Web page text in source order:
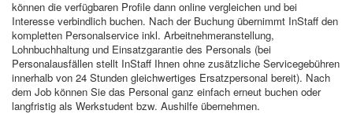
können die verfügbaren Profile dann online vergleichen und bei
Interesse verbindlich buchen. Nach der Buchung übernimmt InStaff den
kompletten Personalservice inkl. Arbeitnehmeranstellung,
Lohnbuchhaltung und Einsatzgarantie des Personals (bei
Personalausfällen stellt InStaff Ihnen ohne zusätzliche Servicegebühren
innerhalb von 24 Stunden gleichwertiges Ersatzpersonal bereit). Nach
dem Job können Sie das Personal ganz einfach erneut buchen oder
langfristig als Werkstudent bzw. Aushilfe übernehmen.